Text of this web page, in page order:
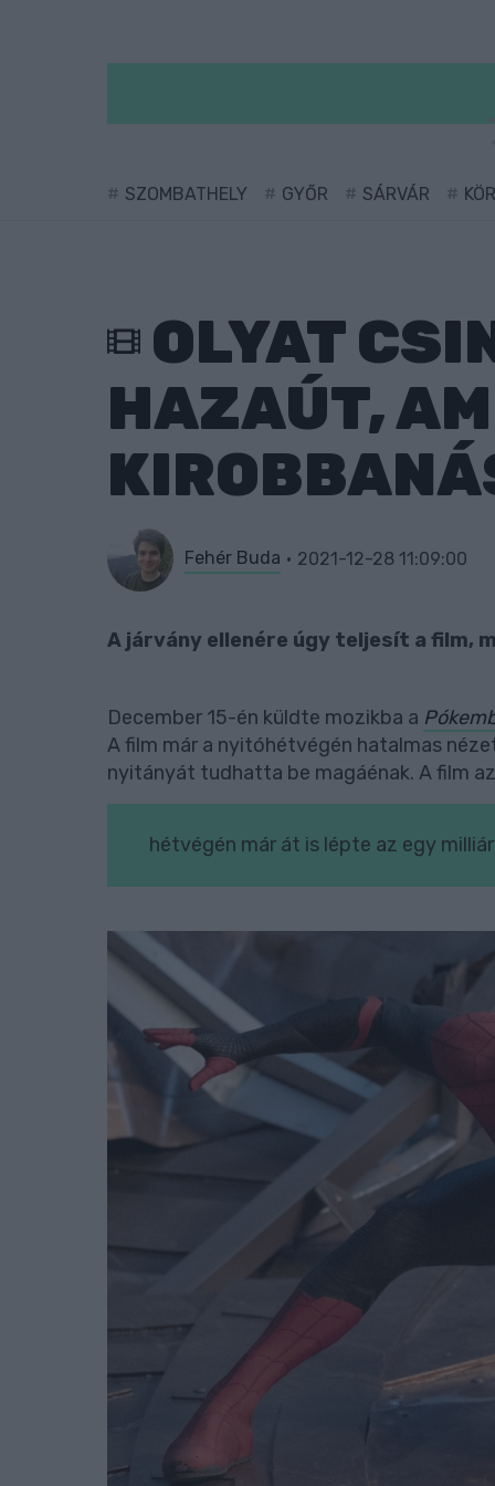
SZOMBATHELY GYŐR SÁRVÁR
OLYAT
HAZAÚT,
Fehér Buda 2021-12-28 11:09:00
A járvány ellenére úgy teljesít a film,
December 15-én küldte mozikba a
A film már a nyitóhétvégén hatalmas
nyitányát tudhatta be magáénak. A film
hétvégén már át is lépte az egy